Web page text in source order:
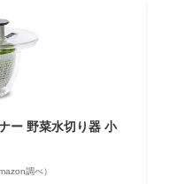
ー 野菜水切り器 小
調べ）